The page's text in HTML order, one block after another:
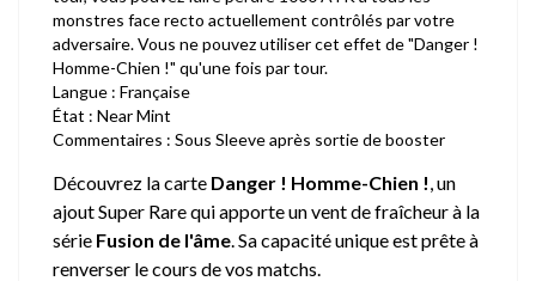
monstres face recto actuellement contrôlés par votre
adversaire. Vous ne pouvez utiliser cet effet de "Danger !
Homme-Chien !" qu'une fois par tour.
Langue : Française
État : Near Mint
Commentaires : Sous Sleeve après sortie de booster
Découvrez la carte Danger ! Homme-Chien !, un
ajout Super Rare qui apporte un vent de fraîcheur à la
série Fusion de l'âme. Sa capacité unique est prête à
renverser le cours de vos matchs.